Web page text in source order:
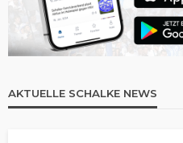
AKTUELLE SCHALKE NEWS